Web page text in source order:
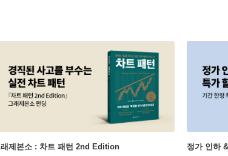
래제본소 : 차트 패턴 2nd Edition 정가 인하